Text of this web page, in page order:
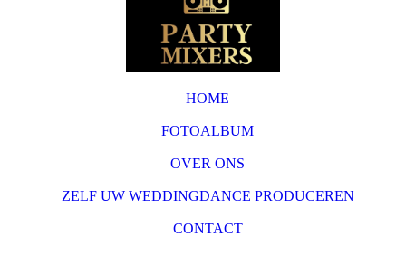
HOME
FOTOALBUM
OVER ONS
ZELF UW WEDDINGDANCE PRODUCEREN
CONTACT